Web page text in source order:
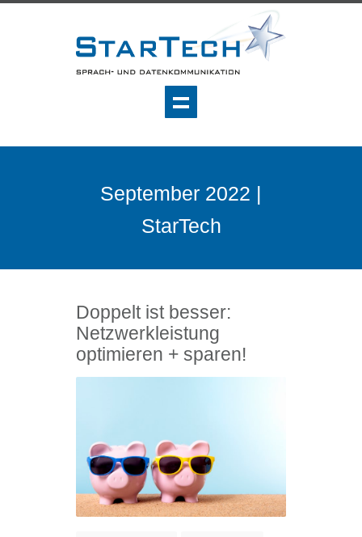
September 2022 |
StarTech
Doppelt ist besser:
Netzwerkleistung
optimieren + sparen!